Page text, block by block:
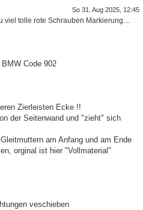
So 31. Aug 2025, 12:45
viel tolle rote Schrauben Markierung....
Code 902
Zierleisten Ecke !!
der Seitenwand und "zieht" sich
am Anfang und am Ende
orginal ist hier "Vollmaterial"
veschieben